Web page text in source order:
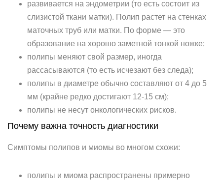
развивается на эндометрии (то есть состоит из
слизистой ткани матки). Полип растет на стенках
маточных труб или матки. По форме — это
образование на хорошо заметной тонкой ножке;
полипы меняют свой размер, иногда
рассасываются (то есть исчезают без следа);
полипы в диаметре обычно составляют от 4 до 5
мм (крайне редко достигают 12-15 см);
полипы не несут онкологических рисков.
Почему важна точность диагностики
Симптомы полипов и миомы во многом схожи:
полипы и миома распространены примерно